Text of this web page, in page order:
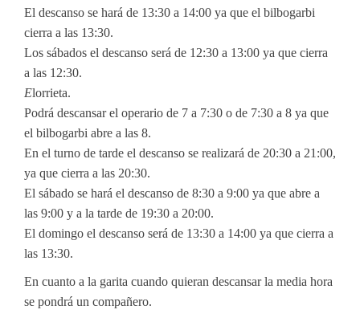
El descanso se hará de 13:30 a 14:00 ya que el bilbogarbi
cierra a las 13:30.
Los sábados el descanso será de 12:30 a 13:00 ya que cierra
a las 12:30.
Elorrieta.
Podrá descansar el operario de 7 a 7:30 o de 7:30 a 8 ya que
el bilbogarbi abre a las 8.
En el turno de tarde el descanso se realizará de 20:30 a 21:00,
ya que cierra a las 20:30.
El sábado se hará el descanso de 8:30 a 9:00 ya que abre a
las 9:00 y a la tarde de 19:30 a 20:00.
El domingo el descanso será de 13:30 a 14:00 ya que cierra a
las 13:30.
En cuanto a la garita cuando quieran descansar la media hora
se pondrá un compañero.